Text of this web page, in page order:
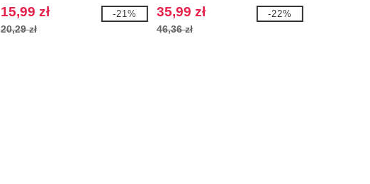
15,99 zł
20,29 zł
-21% 35,99 zł
46,36 zł
-22%